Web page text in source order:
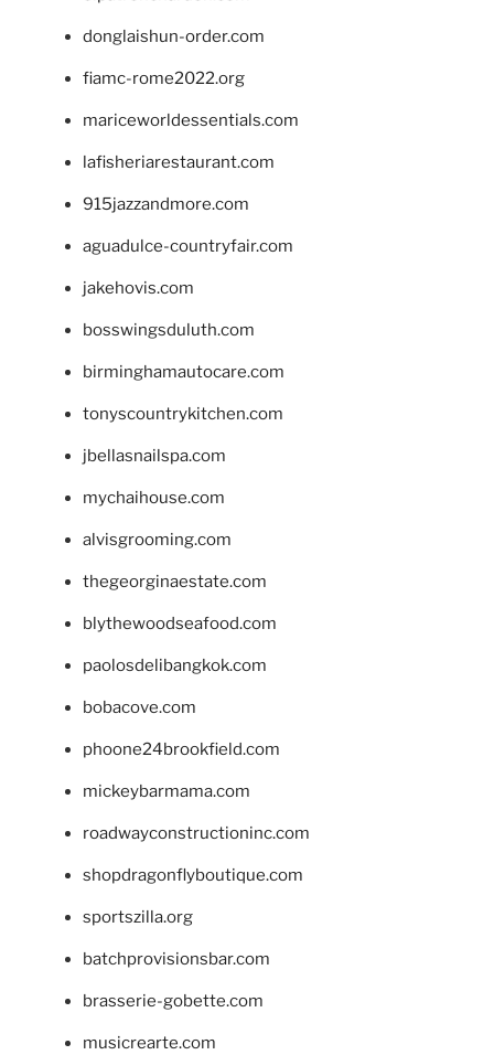
donglaishun-order.com
fiamc-rome2022.org
mariceworldessentials.com
lafisheriarestaurant.com
915jazzandmore.com
aguadulce-countryfair.com
jakehovis.com
bosswingsduluth.com
birminghamautocare.com
tonyscountrykitchen.com
jbellasnailspa.com
mychaihouse.com
alvisgrooming.com
thegeorginaestate.com
blythewoodseafood.com
paolosdelibangkok.com
bobacove.com
phoone24brookfield.com
mickeybarmama.com
roadwayconstructioninc.com
shopdragonflyboutique.com
sportszilla.org
batchprovisionsbar.com
brasserie-gobette.com
musicrearte.com